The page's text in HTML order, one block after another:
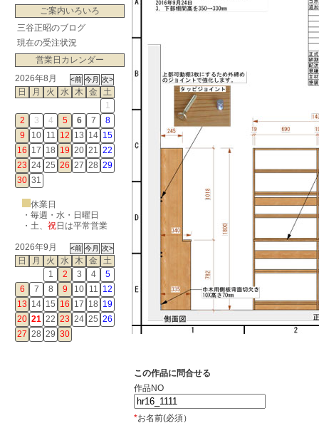
ご案内いろいろ
三谷正昭のブログ
現在の受注状況
営業日カレンダー
2026年8月
日
月 火 水 木 金
土
1
2
3 4 5 6 7
8
9
10 11 12 13 14 15
16 17 18 19 20 21 22
23 24 25 26 27 28 29
30 31
休業日
・毎週・水・日曜日
・ 土、 祝日は平常営業
2026年9月
日
月 火 水 木 金
土
1
2 3 4
5
6
7 8 9 10 11 12
13 14 15 16 17 18 19
20 21 22 23 24 25 26
27 28 29 30
この作品に問合せる
作品NO
*お名前(必須）